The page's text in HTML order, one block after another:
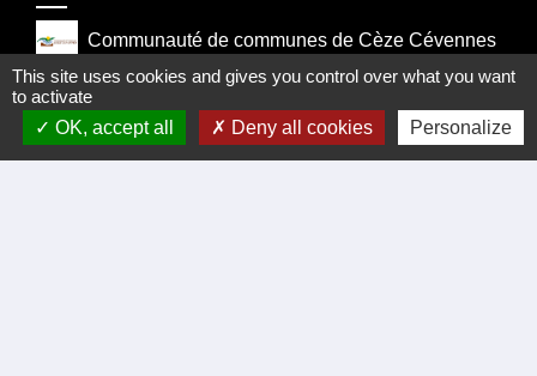
Communauté de communes de Cèze Cévennes
Prefecture du Gard
La Region Occitanie
This site uses cookies and gives you control over what you want
to activate
OK, accept all
Deny all cookies Personalize